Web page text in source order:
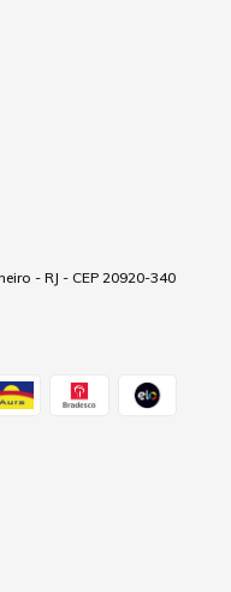
- RJ - CEP 20920-340